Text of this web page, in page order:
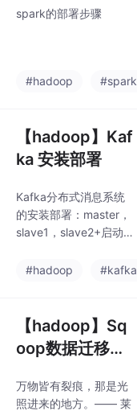
spark的部署步骤
#hadoop #spark
【hadoop】Kaf
ka 安装部署
Kafka分布式消息系统
的安装部署：master，
slave1，slave2+启动和
#hadoop
#kafka
【hadoop】Sq
oop数据迁移工
万物皆有裂痕，那是光
照进来的地方。—— 莱